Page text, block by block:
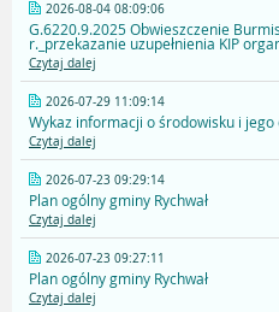
2026-08-04 08:09:06
G.6220.9.2025 Obwieszczenie
r._przekazanie uzupełnienia KIP
Czytaj dalej
2026-07-29 11:09:14
Wykaz informacji o środowisku i jego
Czytaj dalej
2026-07-23 09:29:14
Plan ogólny gminy Rychwał
Czytaj dalej
2026-07-23 09:27:11
Plan ogólny gminy Rychwał
Czytaj dalej